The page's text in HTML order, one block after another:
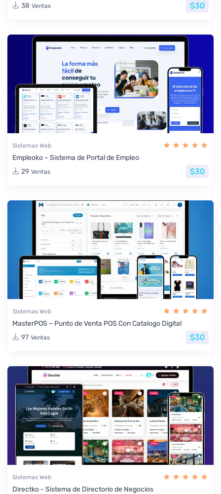
38 Ventas $30
Sistemas Web
Empleoko – Sistema de Portal de Empleo
29 Ventas $30
Sistemas Web
MasterPOS – Punto de Venta POS Con Catalogo Digital
97 Ventas $30
Sistemas Web
Directko - Sistema de Directorio de Negocios